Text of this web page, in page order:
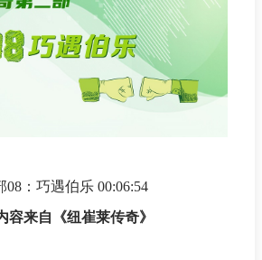
08：巧遇伯乐 00:06:54
容来自《纽崔莱传奇》